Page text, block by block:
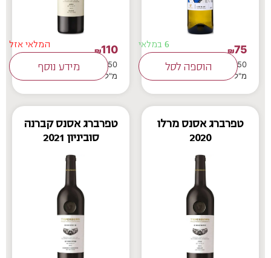
₪75
750
מ"ל
6 במלאי
הוספה לסל
₪110
750
מ"ל
המלאי אזל
מידע נוסף
טפרברג אסנס מרלו
2020
טפרברג אסנס קברנה
סוביניון 2021